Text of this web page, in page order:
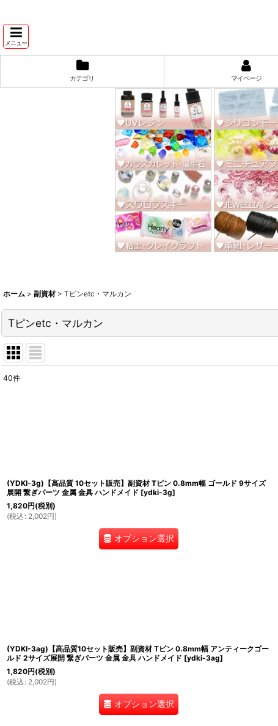
メニュー
カテゴリ マイページ
ホーム > 副資材 > Tピンetc・マルカン
Tピンetc・マルカン
40件
(YDKI-3g)【高品質 10セット販売】副資材 Tピン 0.8mm幅 ゴールド 9サイズ
展開 繋ぎパーツ 金属 金具 ハンドメイド [ydki-3g]
1,820円(税別)
(税込 : 2,002円)
オプション選択
(YDKI-3ag)【高品質10セット販売】副資材 Tピン 0.8mm幅 アンティークゴー
ルド 2サイズ展開 繋ぎパーツ 金属 金具 ハンドメイド [ydki-3ag]
1,820円(税別)
(税込 : 2,002円)
オプション選択